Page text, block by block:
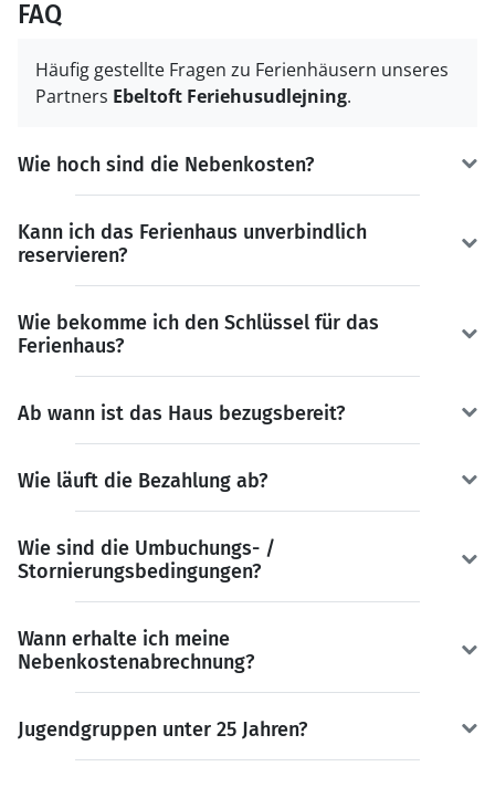
FAQ
Häufig gestellte Fragen zu Ferienhäusern unseres
Partners Ebeltoft Feriehusudlejning.
Wie hoch sind die Nebenkosten?
Kann ich das Ferienhaus unverbindlich
reservieren?
Wie bekomme ich den Schlüssel für das
Ferienhaus?
Ab wann ist das Haus bezugsbereit?
Wie läuft die Bezahlung ab?
Wie sind die Umbuchungs- /
Stornierungsbedingungen?
Wann erhalte ich meine
Nebenkostenabrechnung?
Jugendgruppen unter 25 Jahren?